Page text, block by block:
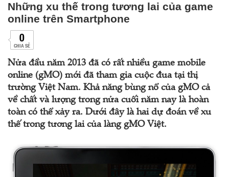
Những xu thế trong tương lai của game
online trên Smartphone
0
CHIA SẺ
Nửa đầu năm 2013 đã có rất nhiều game mobile
online (gMO) mới đã tham gia cuộc đua tại thị
trường Việt Nam. Khả năng bùng nổ của gMO cả
về chất và lượng trong nửa cuối năm nay là hoàn
toàn có thể xảy ra. Dưới đây là hai dự đoán về xu
thế trong tương lai của làng gMO Việt.